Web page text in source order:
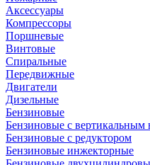
Аксессуары
Компрессоры
Поршневые
Винтовые
Спиральные
Передвижные
Двигатели
Дизельные
Бензиновые
Бензиновые с вертикальным
Бензиновые с редуктором
Бензиновые инжекторные